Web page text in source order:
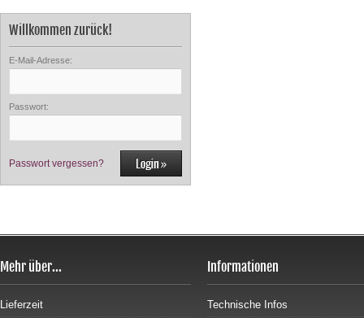
Willkommen zurück!
E-Mail-Adresse:
Passwort:
Passwort vergessen?
Mehr über...
Lieferzeit
Informationen
Technische Infos